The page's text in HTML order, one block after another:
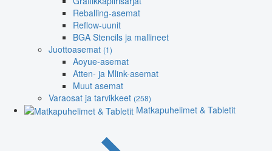
Reballing-asemat
Reflow-uunit
BGA Stencils ja mallineet
Juottoasemat (1)
Aoyue-asemat
Atten- ja Mlink-asemat
Muut asemat
Varaosat ja tarvikkeet (258)
Matkapuhelimet & Tabletit